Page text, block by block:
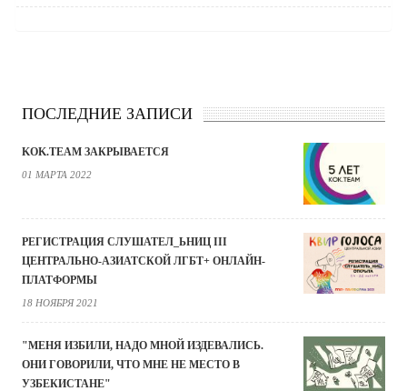
ПОСЛЕДНИЕ ЗАПИСИ
KOK.TEAM ЗАКРЫВАЕТСЯ
01 МАРТА 2022
РЕГИСТРАЦИЯ СЛУШАТЕЛ_ЬНИЦ III
ЦЕНТРАЛЬНО-АЗИАТСКОЙ ЛГБТ+ ОНЛАЙН-
ПЛАТФОРМЫ
18 НОЯБРЯ 2021
"МЕНЯ ИЗБИЛИ, НАДО МНОЙ ИЗДЕВАЛИСЬ.
ОНИ ГОВОРИЛИ, ЧТО МНЕ НЕ МЕСТО В
УЗБЕКИСТАНЕ"